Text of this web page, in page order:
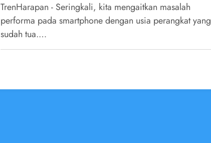
TrenHarapan - Seringkali, kita mengaitkan masalah
performa pada smartphone dengan usia perangkat yang
sudah tua.…